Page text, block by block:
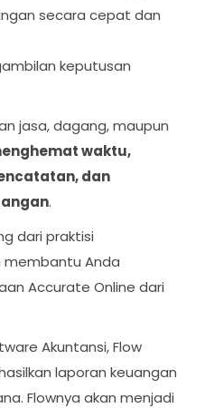
secara cepat dan
keputusan
jasa, dagang, maupun
waktu,
dan
.
dari praktisi
membantu Anda
Accurate Online dari
Akuntansi, Flow
laporan keuangan
Flownya akan menjadi